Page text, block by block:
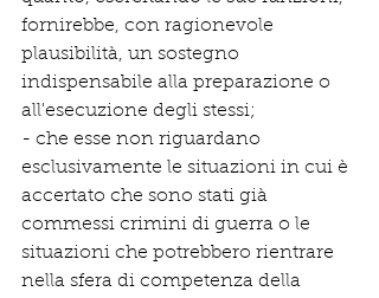
fornirebbe, con ragionevole
plausibilità, un sostegno
indispensabile alla preparazione o
all'esecuzione degli stessi;
- che esse non riguardano
esclusivamente le situazioni in cui è
accertato che sono stati già
commessi crimini di guerra o le
situazioni che potrebbero rientrare
nella sfera di competenza della